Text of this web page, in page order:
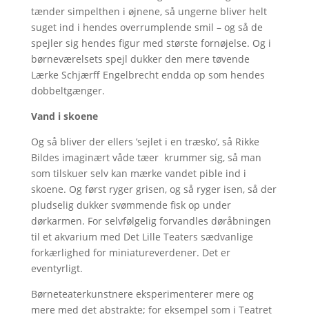
tænder simpelthen i øjnene, så ungerne bliver helt
suget ind i hendes overrumplende smil – og så de
spejler sig hendes figur med største fornøjelse. Og i
børneværelsets spejl dukker den mere tøvende
Lærke Schjærff Engelbrecht endda op som hendes
dobbeltgænger.
Vand i skoene
Og så bliver der ellers ’sejlet i en træsko’, så Rikke
Bildes imaginært våde tæer krummer sig, så man
som tilskuer selv kan mærke vandet pible ind i
skoene. Og først ryger grisen, og så ryger isen, så der
pludselig dukker svømmende fisk op under
dørkarmen. For selvfølgelig forvandles døråbningen
til et akvarium med Det Lille Teaters sædvanlige
forkærlighed for miniatureverdener. Det er
eventyrligt.
Børneteaterkunstnere eksperimenterer mere og
mere med det abstrakte; for eksempel som i Teatret